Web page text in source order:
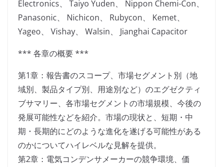
Electronics、 Taiyo Yuden、 Nippon Chemi-Con、
Panasonic、 Nichicon、 Rubycon、 Kemet、
Yageo、 Vishay、 Walsin、 Jianghai Capacitor
*** 各章の概要 ***
第1章：報告書のスコープ、市場セグメント別（地
域別、製品タイプ別、用途別など）のエグゼクティ
ブサマリー、各市場セグメントの市場規模、今後の
発展可能性などを紹介。市場の現状と、短期・中
期・長期的にどのような進化を遂げる可能性がある
のかについてハイレベルな見解を提供。
第2章：電気コンデンサメーカーの競争環境、価